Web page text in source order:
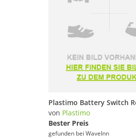
von Plastimo
Bester Preis
gefunden bei WaveInn